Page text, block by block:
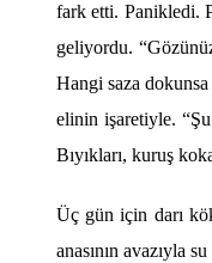
fark etti. Panikledi.
geliyordu.“Gö
Hangi saza
elinin işaretiyle.
Bıyıkları, kuruş
Üç gün için darı kö
anasının avazıyla